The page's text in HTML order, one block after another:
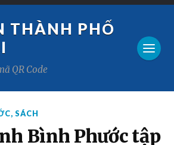
THÀNH PHỐ
QR Code
,SÁCH
Bình Phước tập